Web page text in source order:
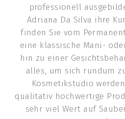
professionell
Adriana Da Silva ihre
finden Sie vom
eine klassische Mani-
hin zu einer
alles, um sich rundum
Kosmetikstudio
qualitativ hochwertige
sehr viel Wert auf